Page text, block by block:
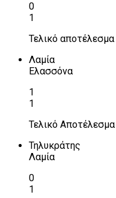
0
1
Τελικό αποτέλεσμα
Λαμία
Ελασσόνα
1
1
Τελικό Αποτέλεσμα
Τηλυκράτης
Λαμία
0
1